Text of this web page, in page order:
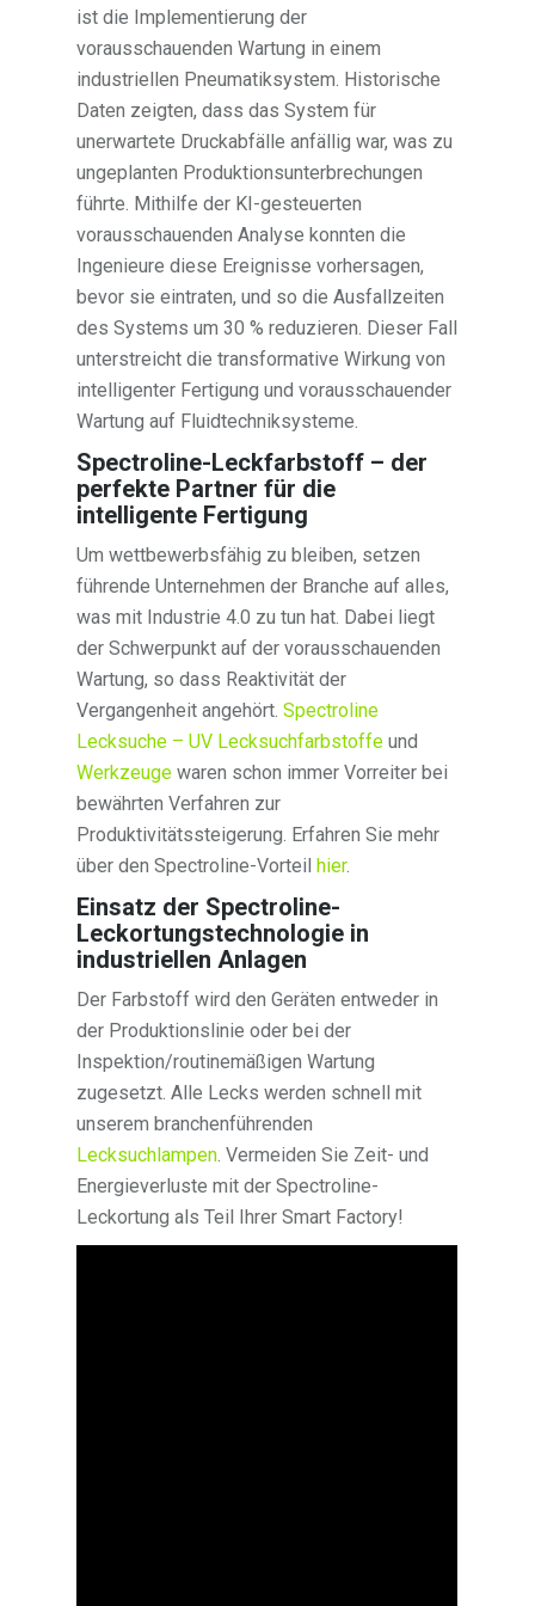
ist die Implementierung der
vorausschauenden Wartung in einem
industriellen Pneumatiksystem. Historische
Daten zeigten, dass das System für
unerwartete Druckabfälle anfällig war, was zu
ungeplanten Produktionsunterbrechungen
führte. Mithilfe der KI-gesteuerten
vorausschauenden Analyse konnten die
Ingenieure diese Ereignisse vorhersagen,
bevor sie eintraten, und so die Ausfallzeiten
des Systems um 30 % reduzieren. Dieser Fall
unterstreicht die transformative Wirkung von
intelligenter Fertigung und vorausschauender
Wartung auf Fluidtechniksysteme.
Spectroline-Leckfarbstoff – der
perfekte Partner für die
intelligente Fertigung
Um wettbewerbsfähig zu bleiben, setzen
führende Unternehmen der Branche auf alles,
was mit Industrie 4.0 zu tun hat. Dabei liegt
der Schwerpunkt auf der vorausschauenden
Wartung, so dass Reaktivität der
Vergangenheit angehört.Spectroline
Lecksuche – UV Lecksuchfarbstoffe und
Werkzeuge waren schon immer Vorreiter bei
bewährten Verfahren zur
Produktivitätssteigerung. Erfahren Sie mehr
über den Spectroline-Vorteil hier.
Einsatz der Spectroline-
Leckortungstechnologie in
industriellen Anlagen
Der Farbstoff wird den Geräten entweder in
der Produktionslinie oder bei der
Inspektion/routinemäßigen Wartung
zugesetzt. Alle Lecks werden schnell mit
unserem branchenführenden
Lecksuchlampen. Vermeiden Sie Zeit- und
Energieverluste mit der Spectroline-
Leckortung als Teil Ihrer Smart Factory!